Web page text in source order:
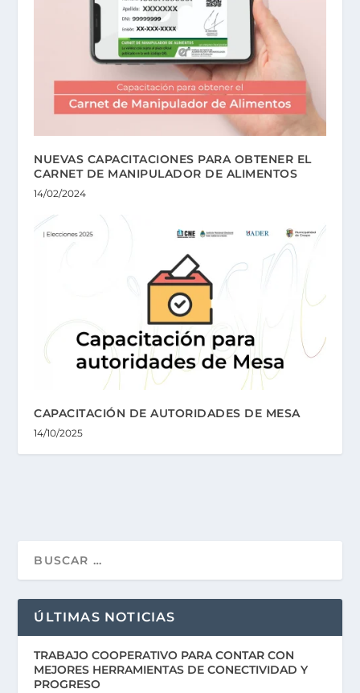
NUEVAS CAPACITACIONES PARA OBTENER EL
CARNET DE MANIPULADOR DE ALIMENTOS
14/02/2024
CAPACITACIÓN DE AUTORIDADES DE MESA
14/10/2025
ÚLTIMAS NOTICIAS
TRABAJO COOPERATIVO PARA CONTAR CON
MEJORES HERRAMIENTAS DE CONECTIVIDAD Y
PROGRESO